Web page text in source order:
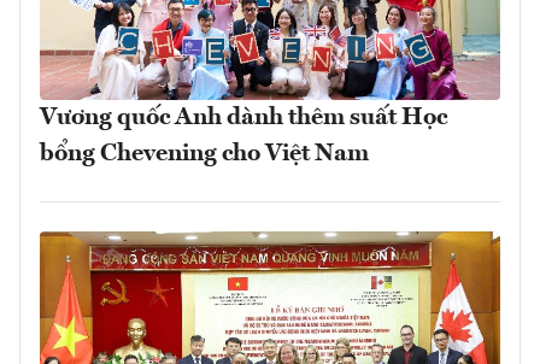
Vương quốc Anh dành thêm suất Học
bổng Chevening cho Việt Nam